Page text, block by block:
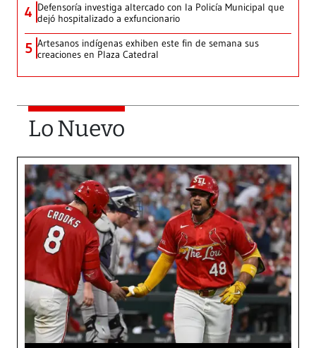
4 Defensoría investiga altercado con la Policía Municipal que
dejó hospitalizado a exfuncionario
5 Artesanos indígenas exhiben este fin de semana sus
creaciones en Plaza Catedral
Lo Nuevo